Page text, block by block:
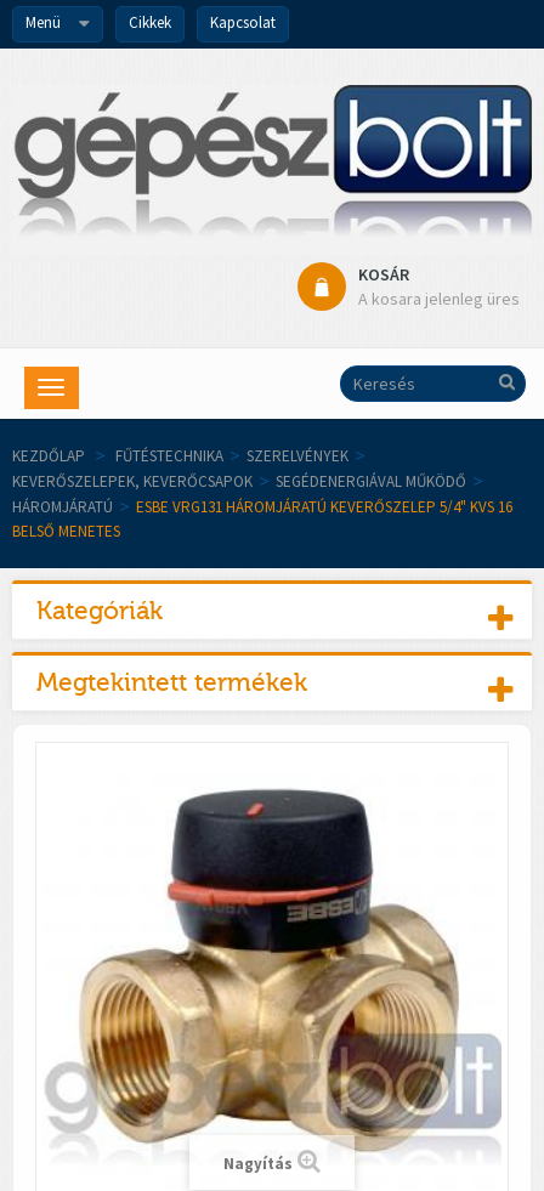
Menü Cikkek Kapcsolat
KOSÁR
A kosara jelenleg üres
Toggle
navigation
KEZDŐLAP > FŰTÉSTECHNIKA > SZERELVÉNYEK >
KEVERŐSZELEPEK, KEVERŐCSAPOK > SEGÉDENERGIÁVAL MŰKÖDŐ >
HÁROMJÁRATÚ > ESBE VRG131 HÁROMJÁRATÚ KEVERŐSZELEP 5/4" KVS 16
BELSŐ MENETES
Kategóriák
Megtekintett termékek
Nagyítás